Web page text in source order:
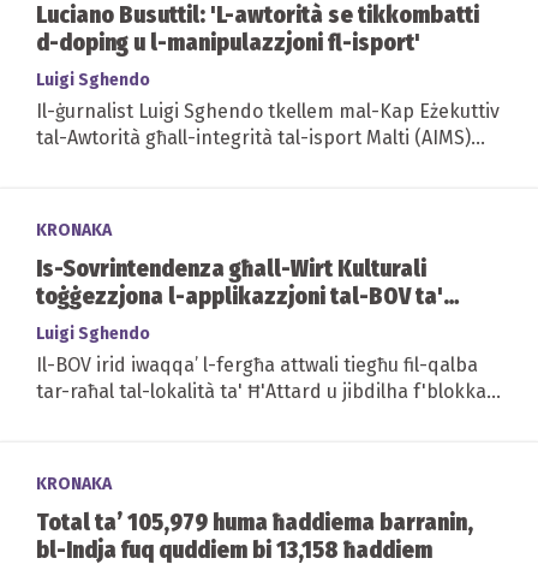
Luciano Busuttil: 'L-awtorità se tikkombatti
d-doping u l-manipulazzjoni fl-isport'
Luigi Sghendo
Il-ġurnalist Luigi Sghendo tkellem mal-Kap Eżekuttiv
tal-Awtorità għall-integrità tal-isport Malti (AIMS)
KRONAKA
Is-Sovrintendenza għall-Wirt Kulturali
toġġezzjona l-applikazzjoni tal-BOV ta'
Ħ'Attard
Luigi Sghendo
Il-BOV irid iwaqqa’ l-fergħa attwali tiegħu fil-qalba
tar-raħal tal-lokalità ta' Ħ'Attard u jibdilha f'blokka
KRONAKA
Total ta’ 105,979 huma ħaddiema barranin,
bl-Indja fuq quddiem bi 13,158 ħaddiem